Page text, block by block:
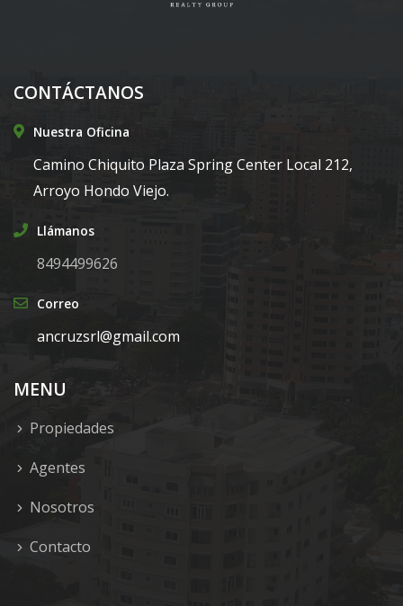
CONTÁCTANOS
Nuestra Oficina
Camino Chiquito Plaza Spring Center Local 212,
Arroyo Hondo Viejo.
Llámanos
8494499626
Correo
ancruzsrl@gmail.com
MENU
Propiedades
Agentes
Nosotros
Contacto